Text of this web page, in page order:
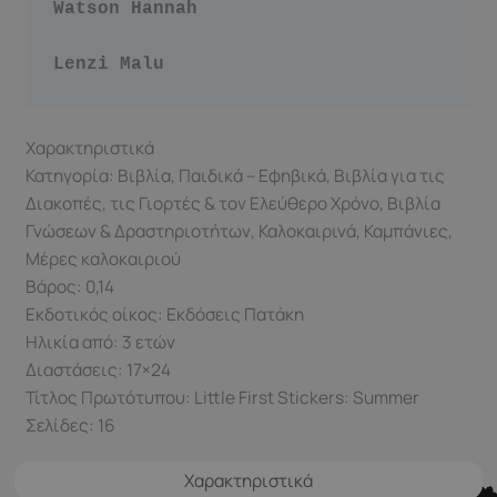
Χαρακτηριστικά
Watson Hannah
Lenzi Malu
Χαρακτηριστικά
Κατηγορία: Βιβλία, Παιδικά – Εφηβικά, Βιβλία για τις
Διακοπές, τις Γιορτές & τον Ελεύθερο Χρόνο, Βιβλία
Γνώσεων & Δραστηριοτήτων, Καλοκαιρινά, Καμπάνιες,
Μέρες καλοκαιριού
Βάρος: 0,14
Εκδοτικός οίκος: Εκδόσεις Πατάκη
Ηλικία από: 3 ετών
Διαστάσεις: 17×24
Τίτλος Πρωτότυπου: Little First Stickers: Summer
Σελίδες: 16